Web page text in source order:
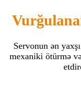
Servonun ən
mexaniki ötürmə